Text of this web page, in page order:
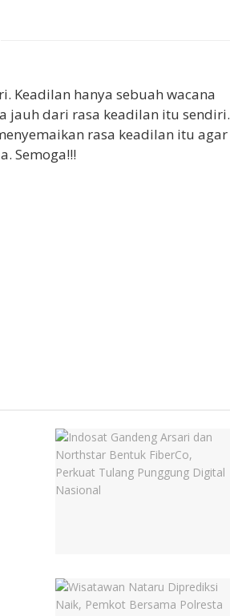
Keadilan hanya sebuah wacana
jauh dari rasa keadilan itu sendiri.
rasa keadilan itu agar
Semoga!!!